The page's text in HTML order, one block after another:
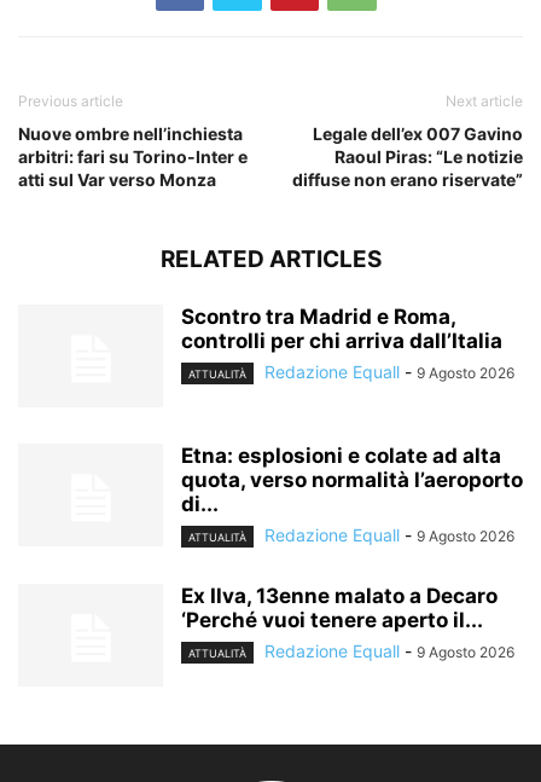
Previous article
Nuove ombre nell’inchiesta
arbitri: fari su Torino-Inter e
atti sul Var verso Monza
Next article
Legale dell’ex 007 Gavino
Raoul Piras: “Le notizie
diffuse non erano riservate”
RELATED ARTICLES
Scontro tra Madrid e Roma,
controlli per chi arriva dall’Italia
ATTUALITÀ Redazione Equall - 9 Agosto 2026
Etna: esplosioni e colate ad alta
quota, verso normalità l’aeroporto
di...
ATTUALITÀ Redazione Equall - 9 Agosto 2026
Ex Ilva, 13enne malato a Decaro
‘Perché vuoi tenere aperto il...
ATTUALITÀ Redazione Equall - 9 Agosto 2026